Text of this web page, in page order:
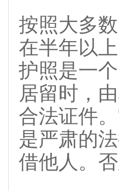
按照大多
在半年以
护照是一
居留时，
合法证件
是严肃的
借他人。